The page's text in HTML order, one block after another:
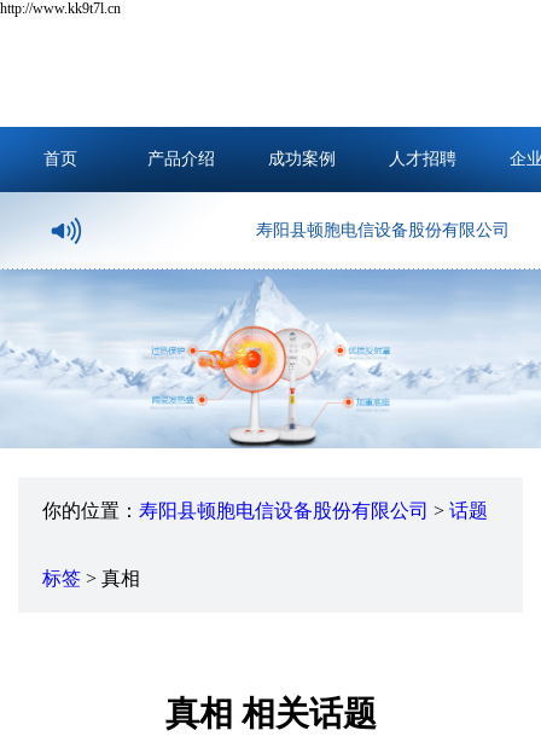
http://www.kk9t7l.cn
首页 产品介绍 成功案例 人才招聘 企
寿阳县顿胞电信设备股份有限公司
你的位置： 寿阳县顿胞电信设备股份有限公司 > 话题
标签 > 真相
真相 相关话题